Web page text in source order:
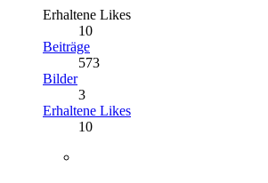
Erhaltene Likes
10
Beiträge
573
Bilder
3
Erhaltene Likes
10